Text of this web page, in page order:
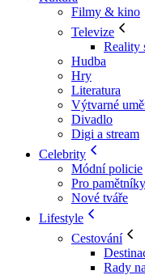
Filmy & kino
Televize
Reality
Hudba
Hry
Literatura
Výtvarné
Divadlo
Digi a stream
Celebrity
Módní policie
Pro pamětníky
Nové tváře
Lifestyle
Cestování
Rady